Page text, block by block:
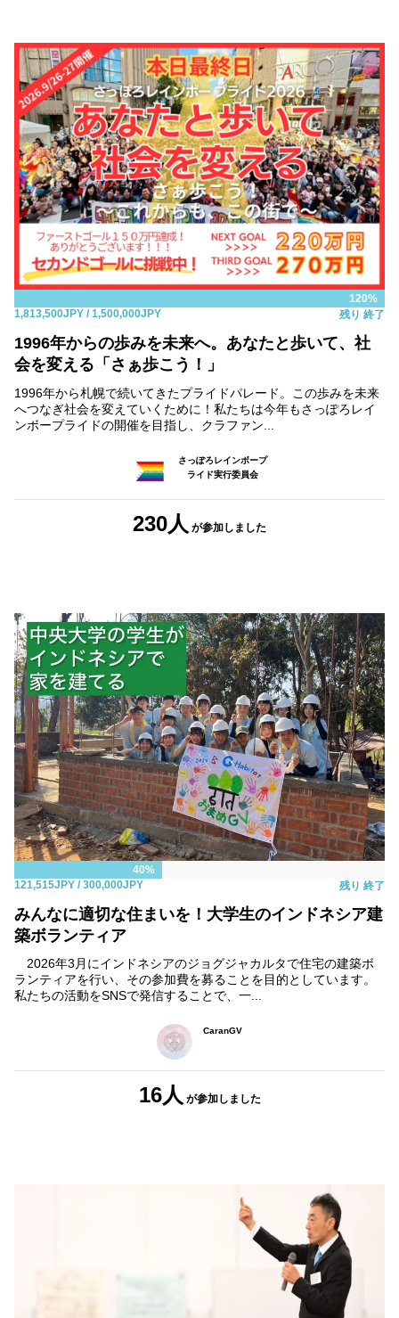
120%
1,813,500JPY / 1,500,000JPY 残り 終了
1996年からの歩みを未来へ。あなたと歩いて、社
会を変える「さぁ歩こう！」
1996年から札幌で続いてきたプライドパレード。この歩みを未来
へつなぎ社会を変えていくために！私たちは今年もさっぽろレイ
ンボープライドの開催を目指し、クラファン...
さっぽろレインボープ
ライド実行委員会
230人 が参加しました
40%
121,515JPY / 300,000JPY 残り 終了
みんなに適切な住まいを！大学生のインドネシア建
築ボランティア
2026年3月にインドネシアのジョグジャカルタで住宅の建築ボ
ランティアを行い、その参加費を募ることを目的としています。
私たちの活動をSNSで発信することで、一...
CaranGV
16人 が参加しました